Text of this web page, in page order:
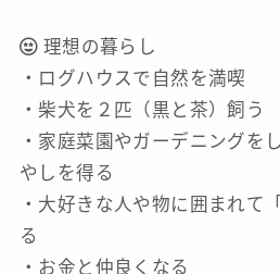
理想の暮らし
・ログハウスで自然を満喫
・柴犬を２匹（黒と茶）飼う
・家庭菜園やガーデニングを
やしを得る
・大好きな人や物に囲まれて
る
・お金と仲良くなる